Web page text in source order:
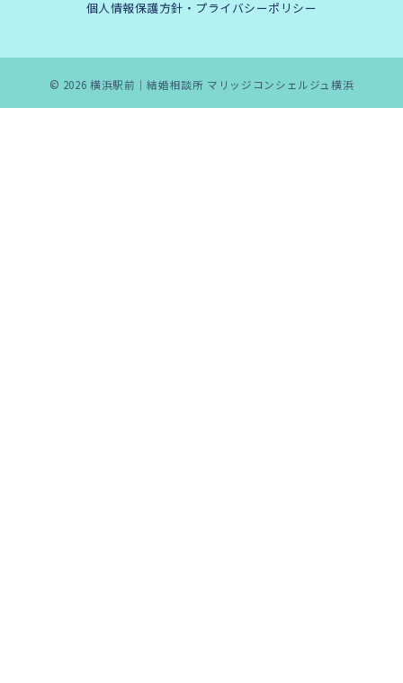
個人情報保護方針・プライバシーポリシー
© 2026横浜駅前｜結婚相談所 マリッジコンシェルジュ横浜